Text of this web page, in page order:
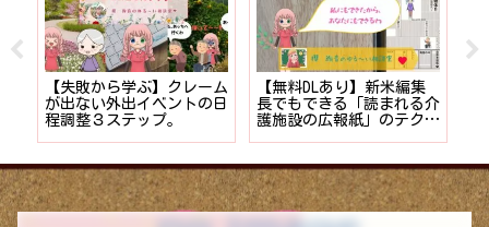
【失敗から学ぶ】クレーム
が出ない外出イベントの日
程調整３ステップ。
【無料DLあり】新米編集
長でもできる「読まれる介
護施設の広報紙」のテクニ